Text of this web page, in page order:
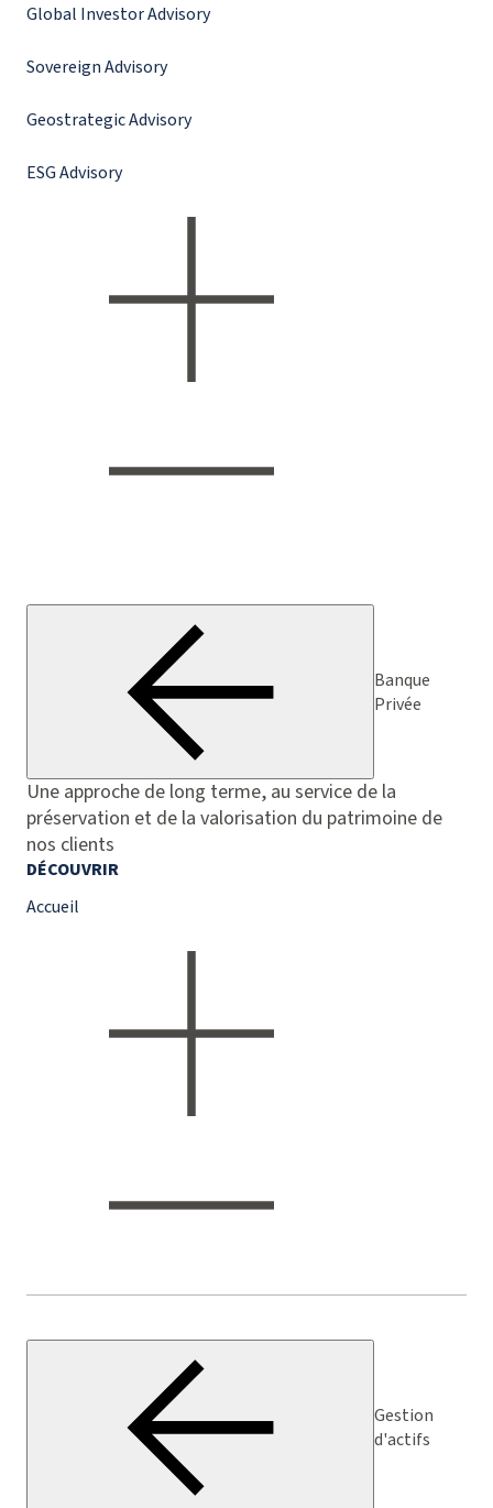
Global Investor Advisory
Sovereign Advisory
Geostrategic Advisory
ESG Advisory
Banque
Privée
Une approche de long terme, au service de la
préservation et de la valorisation du patrimoine de
nos clients
DÉCOUVRIR
Accueil
Gestion
d'actifs